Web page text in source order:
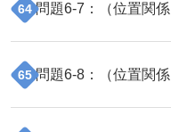
64 問題6-7 ：（位置関係
65 問題6-8 ：（位置関係